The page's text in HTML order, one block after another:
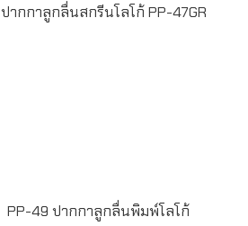
ปากกาลูกลื่นสกรีนโลโก้ PP-47GR
PP-49 ปากกาลูกลื่นพิมพ์โลโก้